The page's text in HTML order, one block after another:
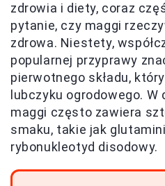
zdrowia i diety, coraz
pytanie, czy maggi
zdrowa. Niestety,
popularnej przyprawy
pierwotnego składu,
lubczyku ogrodowego.
maggi często zawiera
smaku, takie jak
rybonukleotyd disodowy.